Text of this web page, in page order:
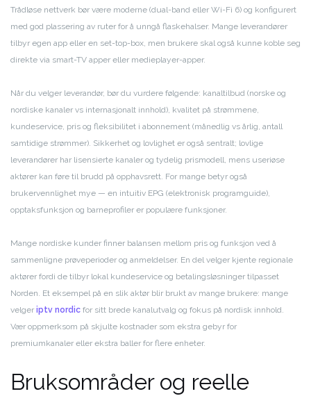
Trådløse nettverk bør være moderne (dual-band eller Wi-Fi 6) og konfigurert
med god plassering av ruter for å unngå flaskehalser. Mange leverandører
tilbyr egen app eller en set-top-box, men brukere skal også kunne koble seg
direkte via smart-TV apper eller medieplayer-apper.
Når du velger leverandør, bør du vurdere følgende: kanaltilbud (norske og
nordiske kanaler vs internasjonalt innhold), kvalitet på strømmene,
kundeservice, pris og fleksibilitet i abonnement (månedlig vs årlig, antall
samtidige strømmer). Sikkerhet og lovlighet er også sentralt; lovlige
leverandører har lisensierte kanaler og tydelig prismodell, mens useriøse
aktører kan føre til brudd på opphavsrett. For mange betyr også
brukervennlighet mye — en intuitiv EPG (elektronisk programguide),
opptaksfunksjon og barneprofiler er populære funksjoner.
Mange nordiske kunder finner balansen mellom pris og funksjon ved å
sammenligne prøveperioder og anmeldelser. En del velger kjente regionale
aktører fordi de tilbyr lokal kundeservice og betalingsløsninger tilpasset
Norden. Et eksempel på en slik aktør blir brukt av mange brukere: mange
velger iptv nordic for sitt brede kanalutvalg og fokus på nordisk innhold.
Vær oppmerksom på skjulte kostnader som ekstra gebyr for
premiumkanaler eller ekstra baller for flere enheter.
Bruksområder og reelle